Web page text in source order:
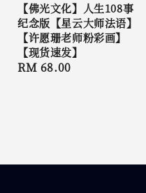
【佛光文化】人生108事
纪念版【星云大师法语】
【许愿珊老师粉彩画】
【现货速发】
Regular
RM 68.00